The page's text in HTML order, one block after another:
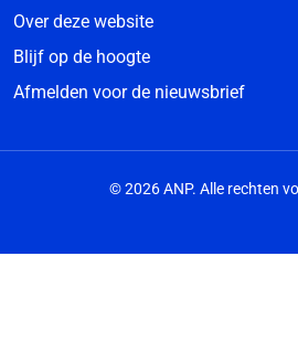
Over deze website
Blijf op de hoogte
Afmelden voor de nieuwsbrief
© 2026 ANP. Alle rechten